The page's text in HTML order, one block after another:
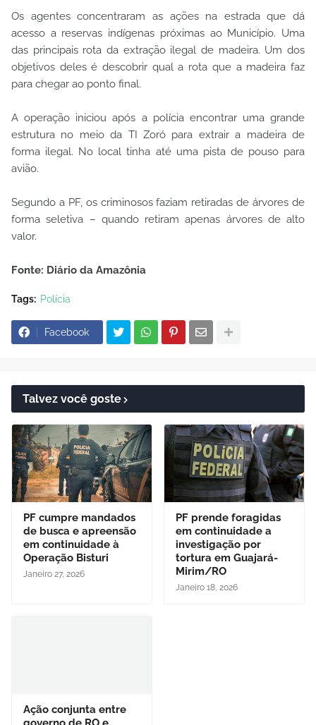
Os agentes concentraram as ações na estrada que dá
acesso a reservas indígenas próximas ao Município. Uma
das principais rota da extração ilegal de madeira. Um dos
objetivos deles é descobrir qual a rota que a madeira faz
para chegar ao ponto final.
A operação iniciou após a polícia encontrar uma grande
estrutura no meio da TI Zoró para extrair a madeira de
forma ilegal. No local tinha até uma pista de pouso para
avião.
Segundo a PF, os criminosos faziam retiradas de árvores de
forma seletiva – quando retiram apenas árvores de alto
valor.
Fonte: Diário da Amazônia
Tags: Polícia
Facebook
Talvez você goste
PF cumpre mandados
de busca e apreensão
em continuidade à
Operação Bisturi
Janeiro 27, 2026
PF prende foragidas
em continuidade a
investigação por
tortura em Guajará-
Mirim/RO
Janeiro 18, 2026
Ação conjunta entre